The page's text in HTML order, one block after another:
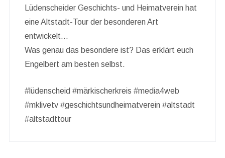
Lüdenscheider Geschichts- und Heimatverein hat
eine Altstadt-Tour der besonderen Art
entwickelt…
Was genau das besondere ist? Das erklärt euch
Engelbert am besten selbst.
#lüdenscheid #märkischerkreis #media4web
#mklivetv #geschichtsundheimatverein #altstadt
#altstadttour